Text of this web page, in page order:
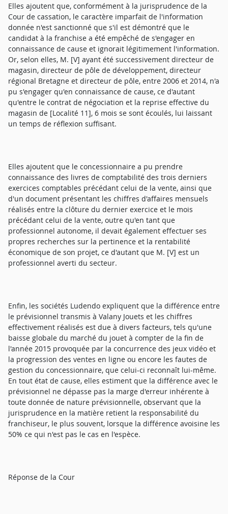
Elles ajoutent que, conformément à la jurisprudence de la
Cour de cassation, le caractère imparfait de l'information
donnée n'est sanctionné que s'il est démontré que le
candidat à la franchise a été empêché de s'engager en
connaissance de cause et ignorait légitimement l'information.
Or, selon elles, M. [V] ayant été successivement directeur de
magasin, directeur de pôle de développement, directeur
régional Bretagne et directeur de pôle, entre 2006 et 2014, n'a
pu s'engager qu'en connaissance de cause, ce d'autant
qu'entre le contrat de négociation et la reprise effective du
magasin de [Localité 11], 6 mois se sont écoulés, lui laissant
un temps de réflexion suffisant.
Elles ajoutent que le concessionnaire a pu prendre
connaissance des livres de comptabilité des trois derniers
exercices comptables précédant celui de la vente, ainsi que
d'un document présentant les chiffres d'affaires mensuels
réalisés entre la clôture du dernier exercice et le mois
précédant celui de la vente, outre qu'en tant que
professionnel autonome, il devait également effectuer ses
propres recherches sur la pertinence et la rentabilité
économique de son projet, ce d'autant que M. [V] est un
professionnel averti du secteur.
Enfin, les sociétés Ludendo expliquent que la différence entre
le prévisionnel transmis à Valany Jouets et les chiffres
effectivement réalisés est due à divers facteurs, tels qu'une
baisse globale du marché du jouet à compter de la fin de
l'année 2015 provoquée par la concurrence des jeux vidéo et
la progression des ventes en ligne ou encore les fautes de
gestion du concessionnaire, que celui-ci reconnaît lui-même.
En tout état de cause, elles estiment que la différence avec le
prévisionnel ne dépasse pas la marge d'erreur inhérente à
toute donnée de nature prévisionnelle, observant que la
jurisprudence en la matière retient la responsabilité du
franchiseur, le plus souvent, lorsque la différence avoisine les
50% ce qui n'est pas le cas en l'espèce.
Réponse de la Cour